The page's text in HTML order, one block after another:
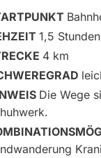
1,5 Stunden
4 km
Die Wege